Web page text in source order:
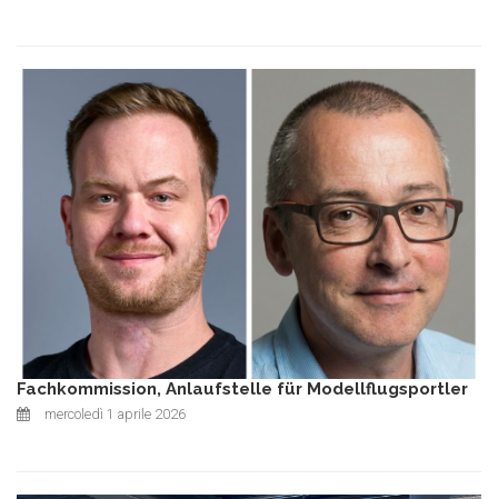
Fachkommission, Anlaufstelle für Modellflugsportler
mercoledì 1 aprile 2026